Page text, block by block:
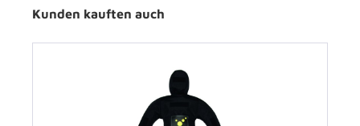
Kunden kauften auch